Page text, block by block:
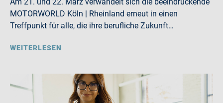
MOTORWORLD Köln | Rheinland erneut in einen
Treffpunkt für alle, die ihre berufliche Zukunft…
WEITERLESEN